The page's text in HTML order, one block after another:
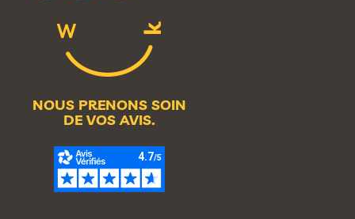
NOUS PRENONS SOIN
DE VOS AVIS.